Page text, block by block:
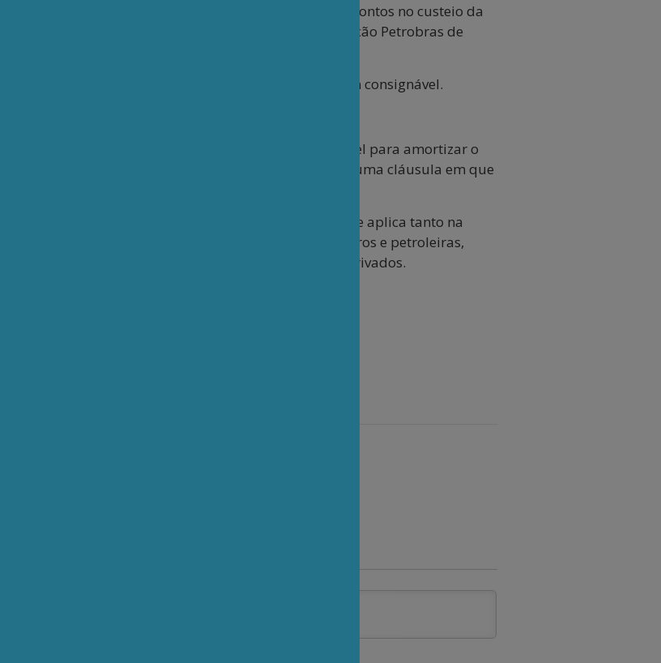
ainda enfrentam dificuldades financeiras com os descontos no custeio da
que estão diretamente ligados à criação da Associação Petrobras de
que não puderam ser descontadas devido à margem consignável.
de R$ 405 milhões.
sendo afetados em sua própria remuneração variável para amortizar o
no atual Acordo Coletivo de Trabalho (2023-2025), há uma cláusula em que
para destinar ao plano.
a partir do aumento do custo dos serviços, que se aplica tanto na
ativa, aposentados e pensionistas, todos os petroleiros e petroleiras,
pagando dividendos bilionários aos acionistas privados.